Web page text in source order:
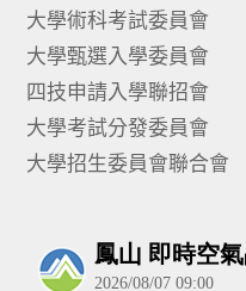
大學術科考試委員會
大學甄選入學委員會
四技申請入學聯招會
大學考試分發委員會
大學招生委員會聯合會